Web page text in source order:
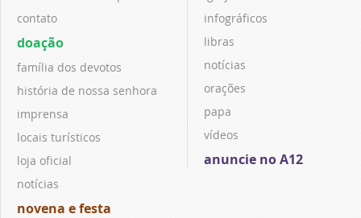
contato
doação
família dos devotos
história de nossa senhora
imprensa
locais turísticos
loja oficial
notícias
novena e festa
infográficos
libras
notícias
orações
papa
vídeos
anuncie no A12